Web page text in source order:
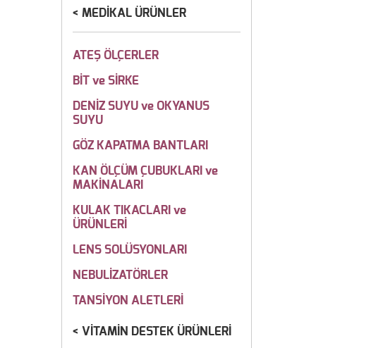
MEDİKAL ÜRÜNLER
ATEŞ ÖLÇERLER
BİT ve SİRKE
DENİZ SUYU ve OKYANUS
SUYU
GÖZ KAPATMA BANTLARI
KAN ÖLÇÜM ÇUBUKLARI ve
MAKİNALARI
KULAK TIKACLARI ve
ÜRÜNLERİ
LENS SOLÜSYONLARI
NEBULİZATÖRLER
TANSİYON ALETLERİ
VİTAMİN DESTEK ÜRÜNLERİ